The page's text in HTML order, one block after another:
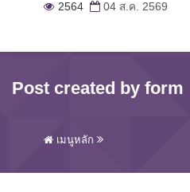
2564 04 ส.ค. 2569
Post created by form
เมนูหลัก